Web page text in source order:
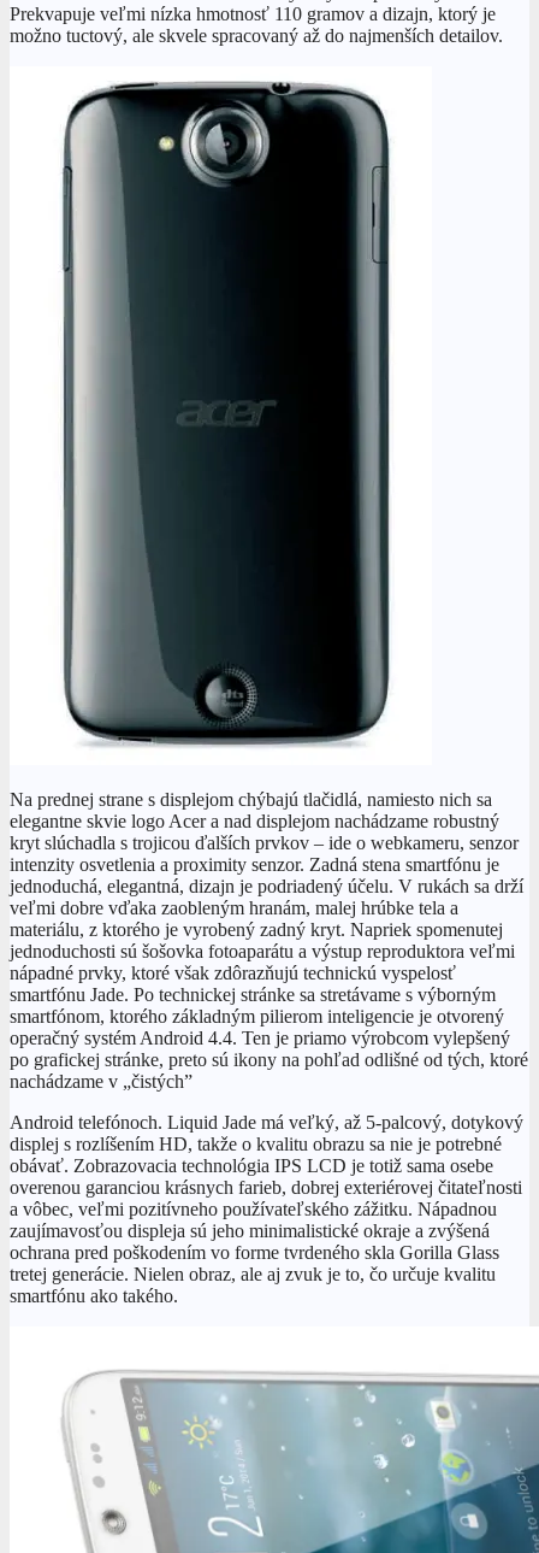
Prekvapuje veľmi nízka hmotnosť 110 gramov a dizajn, ktorý je
možno tuctový, ale skvele spracovaný až do najmenších detailov.
Na prednej strane s displejom chýbajú tlačidlá, namiesto nich sa
elegantne skvie logo Acer a nad displejom nachádzame robustný
kryt slúchadla s trojicou ďalších prvkov – ide o webkameru, senzor
intenzity osvetlenia a proximity senzor. Zadná stena smartfónu je
jednoduchá, elegantná, dizajn je podriadený účelu. V rukách sa drží
veľmi dobre vďaka zaobleným hranám, malej hrúbke tela a
materiálu, z ktorého je vyrobený zadný kryt. Napriek spomenutej
jednoduchosti sú šošovka fotoaparátu a výstup reproduktora veľmi
nápadné prvky, ktoré však zdôrazňujú technickú vyspelosť
smartfónu Jade. Po technickej stránke sa stretávame s výborným
smartfónom, ktorého základným pilierom inteligencie je otvorený
operačný systém Android 4.4. Ten je priamo výrobcom vylepšený
po grafickej stránke, preto sú ikony na pohľad odlišné od tých, ktoré
nachádzame v „čistých”
Android telefónoch. Liquid Jade má veľký, až 5-palcový, dotykový
displej s rozlíšením HD, takže o kvalitu obrazu sa nie je potrebné
obávať. Zobrazovacia technológia IPS LCD je totiž sama osebe
overenou garanciou krásnych farieb, dobrej exteriérovej čitateľnosti
a vôbec, veľmi pozitívneho používateľského zážitku. Nápadnou
zaujímavosťou displeja sú jeho minimalistické okraje a zvýšená
ochrana pred poškodením vo forme tvrdeného skla Gorilla Glass
tretej generácie. Nielen obraz, ale aj zvuk je to, čo určuje kvalitu
smartfónu ako takého.